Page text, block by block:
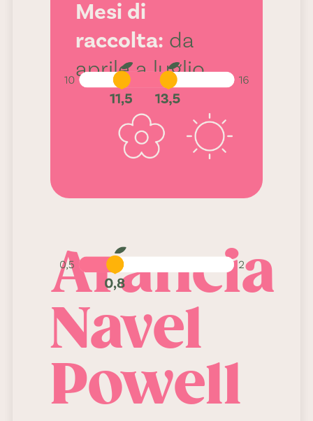
11,5-13,5
Acidità:
0,8
Percentuale
di succo:
Mesi di
raccolta: da
aprile a luglio
Arancia
Navel
Powell